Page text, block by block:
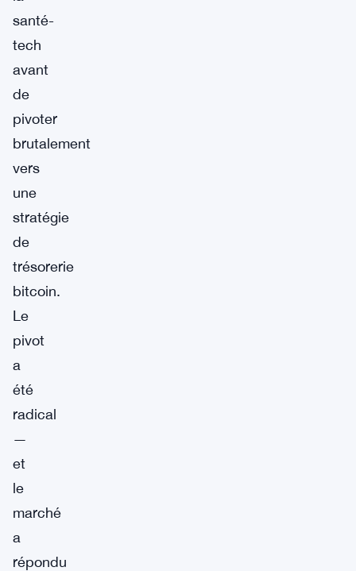
santé-
tech
avant
de
pivoter
brutalement
vers
une
stratégie
de
trésorerie
bitcoin.
Le
pivot
a
été
radical
—
et
le
marché
a
répondu